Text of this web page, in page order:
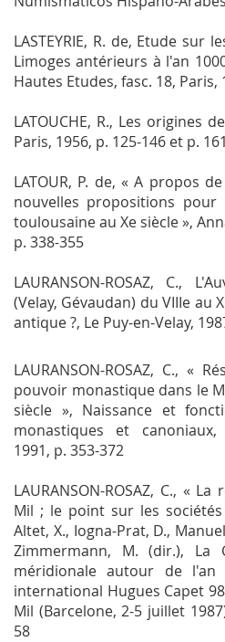
LASTEYRIE, R. de, Etude sur
Limoges antérieurs à l'an
Hautes Etudes, fasc. 18, Paris,
LATOUCHE, R., Les origines
Paris, 1956, p. 125-146 et p.
LATOUR, P. de, « A propos
nouvelles propositions
toulousaine au Xe siècle »,
p. 338-355
LAURANSON-ROSAZ, C.,
(Velay, Gévaudan) du VIIIe au
antique ?, Le Puy-en-Velay,
LAURANSON-ROSAZ, C., «
pouvoir monastique dans le
siècle », Naissance et
monastiques et canoniaux,
1991, p. 353-372
LAURANSON-ROSAZ, C., «
Mil ; le point sur les
Altet, X., Iogna-Prat, D.,
Zimmermann, M. (dir.), La
méridionale autour de l'an
international Hugues Capet
Mil (Barcelone, 2-5 juillet
58